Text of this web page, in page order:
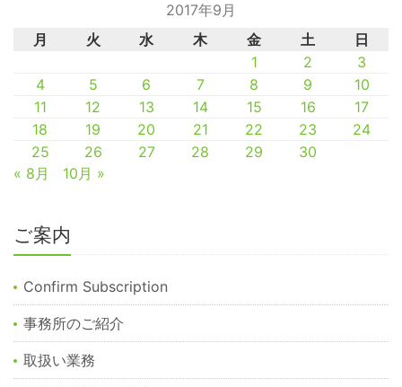
2017年9月
月
火 水 木 金 土
日
1
2
3
4
5 6 7 8 9
10
11
12 13 14 15 16
17
18
19 20 21 22 23
24
25
26 27 28 29
30
« 8月
10月 »
ご案内
Confirm Subscription
事務所のご紹介
取扱い業務